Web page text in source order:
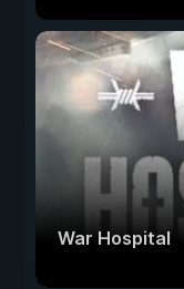
War Hospital